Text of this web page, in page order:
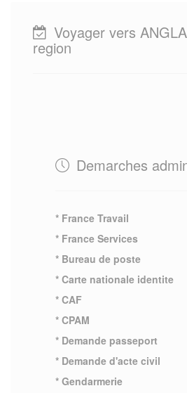
Voyager vers
region
Demarches
* France Travail
* France Services
* Bureau de poste
* Carte nationale identite
* CAF
* CPAM
* Demande passeport
* Demande d'acte civil
* Gendarmerie